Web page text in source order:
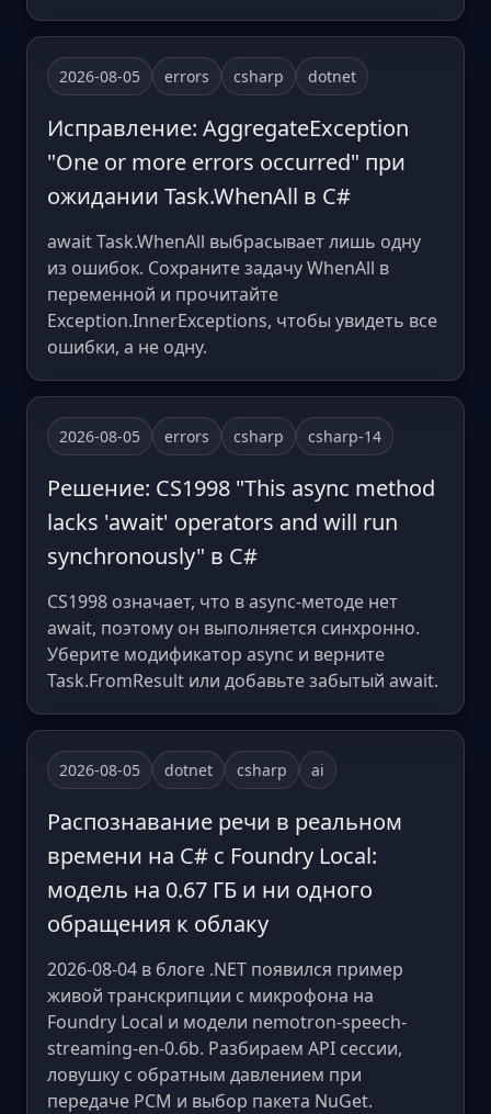
2026-08-05 errors csharp dotnet
Исправление: AggregateException
"One or more errors occurred" при
ожидании Task.WhenAll в C#
await Task.WhenAll выбрасывает лишь одну
из ошибок. Сохраните задачу WhenAll в
переменной и прочитайте
Exception.InnerExceptions, чтобы увидеть все
ошибки, а не одну.
2026-08-05 errors csharp csharp-14
Решение: CS1998 "This async method
lacks 'await' operators and will run
synchronously" в C#
CS1998 означает, что в async-методе нет
await, поэтому он выполняется синхронно.
Уберите модификатор async и верните
Task.FromResult или добавьте забытый await.
2026-08-05 dotnet csharp ai
Распознавание речи в реальном
времени на C# с Foundry Local:
модель на 0.67 ГБ и ни одного
обращения к облаку
2026-08-04 в блоге .NET появился пример
живой транскрипции с микрофона на
Foundry Local и модели nemotron-speech-
streaming-en-0.6b. Разбираем API сессии,
ловушку с обратным давлением при
передаче PCM и выбор пакета NuGet.